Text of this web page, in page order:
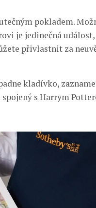
pokladem.
je jedinečná událost,
přivlastnit za
kladívko,
s Harrym